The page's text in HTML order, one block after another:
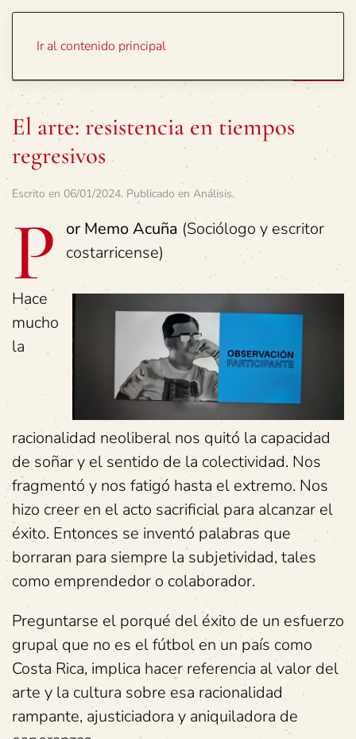
Ir al contenido principal
El arte: resistencia en tiempos
regresivos
Escrito en 06/01/2024. Publicado en Análisis.
P or Memo Acuña (Sociólogo y escritor
costarricense)
Hace
mucho
la
racionalidad neoliberal nos quitó la capacidad
de soñar y el sentido de la colectividad. Nos
fragmentó y nos fatigó hasta el extremo. Nos
hizo creer en el acto sacrificial para alcanzar el
éxito. Entonces se inventó palabras que
borraran para siempre la subjetividad, tales
como emprendedor o colaborador.
Preguntarse el porqué del éxito de un esfuerzo
grupal que no es el fútbol en un país como
Costa Rica, implica hacer referencia al valor del
arte y la cultura sobre esa racionalidad
rampante, ajusticiadora y aniquiladora de